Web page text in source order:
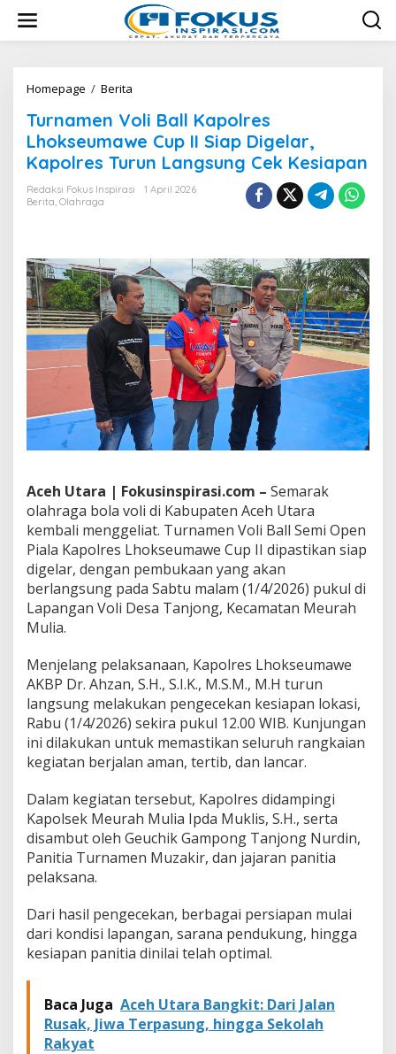
w
Homepage / Berita
r
n
a
m
e
i
B
a
l
K
a
p
e
s
h
k
s
e
u
m
a
w
u
p
I
I
S
i
a
g
e
l
K
a
p
e
s
Turnamen Voli Ball Kapolres
Lhokseumawe Cup II Siap Digelar,
Kapolres Turun Langsung Cek Kesiapan
Redaksi Fokus Inspirasi
1 April 2026
Berita, Olahraga
Aceh Utara | Fokusinspirasi.com – Semarak
olahraga bola voli di Kabupaten Aceh Utara
kembali menggeliat. Turnamen Voli Ball Semi Open
Piala Kapolres Lhokseumawe Cup II dipastikan siap
digelar, dengan pembukaan yang akan
berlangsung pada Sabtu malam (1/4/2026) pukul di
Lapangan Voli Desa Tanjong, Kecamatan Meurah
Mulia.
Menjelang pelaksanaan, Kapolres Lhokseumawe
AKBP Dr. Ahzan, S.H., S.I.K., M.S.M., M.H turun
langsung melakukan pengecekan kesiapan lokasi,
Rabu (1/4/2026) sekira pukul 12.00 WIB. Kunjungan
ini dilakukan untuk memastikan seluruh rangkaian
kegiatan berjalan aman, tertib, dan lancar.
Dalam kegiatan tersebut, Kapolres didampingi
Kapolsek Meurah Mulia Ipda Muklis, S.H., serta
disambut oleh Geuchik Gampong Tanjong Nurdin,
Panitia Turnamen Muzakir, dan jajaran panitia
pelaksana.
Dari hasil pengecekan, berbagai persiapan mulai
dari kondisi lapangan, sarana pendukung, hingga
kesiapan panitia dinilai telah optimal.
Baca Juga Aceh Utara Bangkit: Dari Jalan
Rusak, Jiwa Terpasung, hingga Sekolah
Rakyat